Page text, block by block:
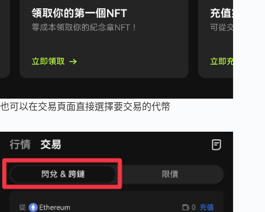
也可以在交易頁面直接選擇要交易的代幣